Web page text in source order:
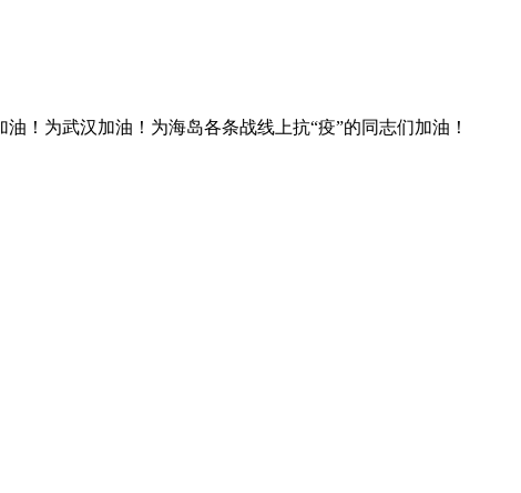
为武汉加油！为海岛各条战线上抗“疫”的同志们加油！